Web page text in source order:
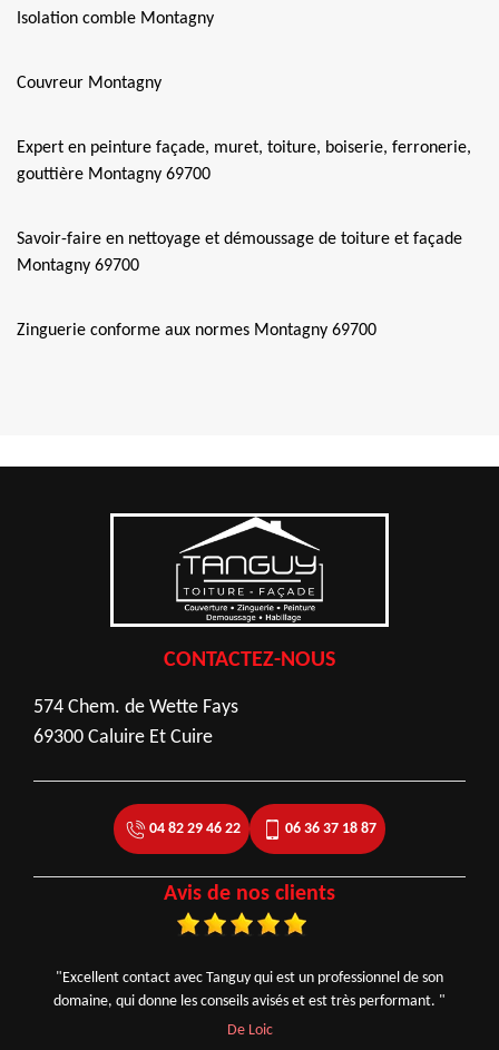
Isolation comble Montagny
Couvreur Montagny
Expert en peinture façade, muret, toiture, boiserie, ferronerie,
gouttière Montagny 69700
Savoir-faire en nettoyage et démoussage de toiture et façade
Montagny 69700
Zinguerie conforme aux normes Montagny 69700
CONTACTEZ-NOUS
574 Chem. de Wette Fays
69300 Caluire Et Cuire
04 82 29 46 22 06 36 37 18 87
Avis de nos clients
"Excellent contact avec Tanguy qui est un professionnel de son
domaine, qui donne les conseils avisés et est très performant. "
De Loic